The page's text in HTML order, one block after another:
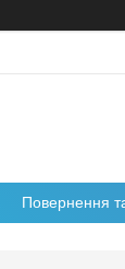
Повернення